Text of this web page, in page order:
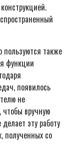
пользуются также
функции
появилось
не
чтобы вручную
эту работу
полученных со